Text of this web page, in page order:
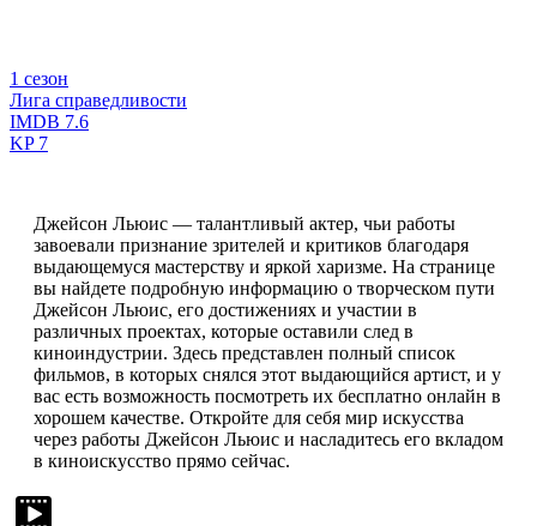
1 сезон
Лига справедливости
IMDB 7.6
KP7
Джейсон Льюис — талантливый актер, чьи работы
завоевали признание зрителей и критиков благодаря
выдающемуся мастерству и яркой харизме. На странице
вы найдете подробную информацию о творческом пути
Джейсон Льюис, его достижениях и участии в
различных проектах, которые оставили след в
киноиндустрии. Здесь представлен полный список
фильмов, в которых снялся этот выдающийся артист, и у
вас есть возможность посмотреть их бесплатно онлайн в
хорошем качестве. Откройте для себя мир искусства
через работы Джейсон Льюис и насладитесь его вкладом
в киноискусство прямо сейчас.